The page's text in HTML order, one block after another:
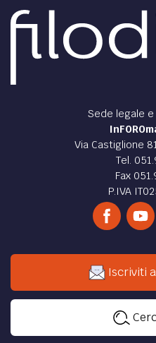
Sede legale
Via Castiglione
Tel.
Fax
P.IVA
Iscriviti